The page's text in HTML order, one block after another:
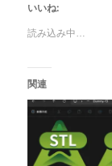
いいね:
読み込み中…
関連